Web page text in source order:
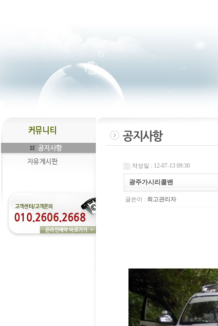
작성일 : 12-07-13 09:30
광주가시리콜밴
글쓴이 : 최고관리자